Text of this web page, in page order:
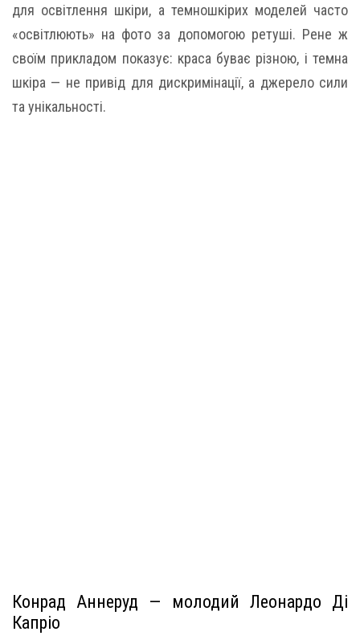
для освітлення шкіри, а темношкірих моделей часто
«освітлюють» на фото за допомогою ретуші. Рене ж
своїм прикладом показує: краса буває різною, і темна
шкіра — не привід для дискримінації, а джерело сили
та унікальності.
Конрад Аннеруд — молодий Леонардо Ді
Капріо